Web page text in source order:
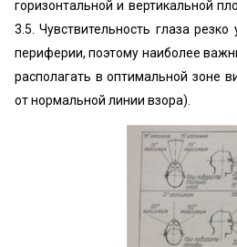
горизонтальной и вертикальной
3.5. Чувствительность глаза
периферии, поэтому наиболее
располагать в оптимальной зоне
от нормальной линии взора).